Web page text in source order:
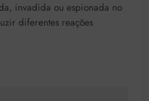
invadida ou espionada no
diferentes reações